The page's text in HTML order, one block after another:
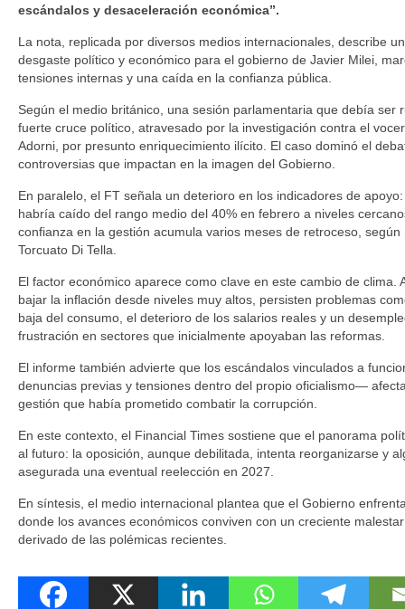
escándalos y desaceleración económica”.
La nota, replicada por diversos medios internacionales, describe
desgaste político y económico para el gobierno de Javier Milei,
tensiones internas y una caída en la confianza pública.
Según el medio británico, una sesión parlamentaria que debía ser
fuerte cruce político, atravesado por la investigación contra el
Adorni, por presunto enriquecimiento ilícito. El caso dominó el
controversias que impactan en la imagen del Gobierno.
En paralelo, el FT señala un deterioro en los indicadores de
habría caído del rango medio del 40% en febrero a niveles
confianza en la gestión acumula varios meses de retroceso,
Torcuato Di Tella.
El factor económico aparece como clave en este cambio de clima.
bajar la inflación desde niveles muy altos, persisten problemas
baja del consumo, el deterioro de los salarios reales y un
frustración en sectores que inicialmente apoyaban las reformas.
El informe también advierte que los escándalos vinculados a
denuncias previas y tensiones dentro del propio oficialismo—
gestión que había prometido combatir la corrupción.
En este contexto, el Financial Times sostiene que el panorama
al futuro: la oposición, aunque debilitada, intenta reorganizarse y
asegurada una eventual reelección en 2027.
En síntesis, el medio internacional plantea que el Gobierno
donde los avances económicos conviven con un creciente
derivado de las polémicas recientes.